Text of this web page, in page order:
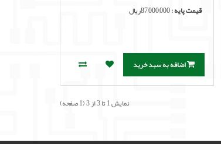
قیمت پایه :87,000,000ریال
اضافه به سبد خرید
نمایش 1 تا 3 از 3 (1 صفحه)